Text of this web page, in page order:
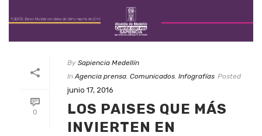
0
By Sapiencia Medellín
In Agencia prensa, Comunicados, Infografías Posted
junio 17, 2016
LOS PAISES QUE MÁS
INVIERTEN EN